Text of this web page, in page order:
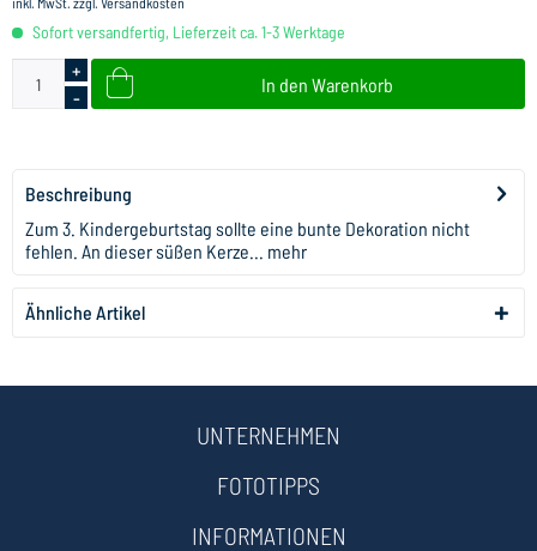
Sofort versandfertig, Lieferzeit ca. 1-3 Werktage
+
-
In den Warenkorb
Beschreibung
Zum 3. Kindergeburtstag sollte eine bunte Dekoration nicht
fehlen. An dieser süßen Kerze... mehr
Ähnliche Artikel
UNTERNEHMEN
FOTOTIPPS
INFORMATIONEN